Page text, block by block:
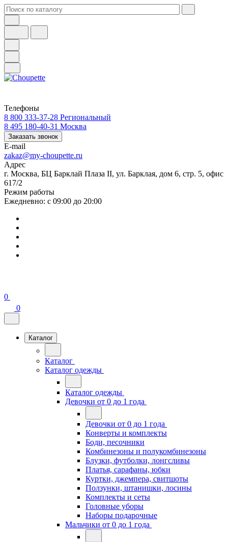
Телефоны
8 800 333-37-28 Региональный
8 495 180-40-31 Москва
Заказать звонок
E-mail
zakaz@my-choupette.ru
Адрес
г. Москва, БЦ Барклай Плаза II, ул. Барклая, дом 6, стр. 5, офис
617/2
Режим работы
Ежедневно: с 09:00 до 20:00
0
0
Каталог
Каталог
Каталог одежды
Каталог одежды
Девочки от 0 до 1 года
Девочки от 0 до 1 года
Конверты и комплекты
Боди, песочники
Комбинезоны и полукомбинезоны
Блузки, футболки, лонгсливы
Платья, сарафаны, юбки
Куртки, джемпера, свитшоты
Ползунки, штанишки, лосины
Комплекты и сеты
Головные уборы
Наборы подарочные
Мальчики от 0 до 1 года